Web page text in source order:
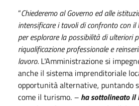
“Chiederemo al Governo ed alle
intensificare i tavoli di confronto con il
per esplorare la possibilità di ulteriori
riqualificazione professionale e
lavoro. L'Amministrazione si
anche il sistema imprenditoriale
opportunità alternative, puntando
come il turismo. – ha sottolineato il